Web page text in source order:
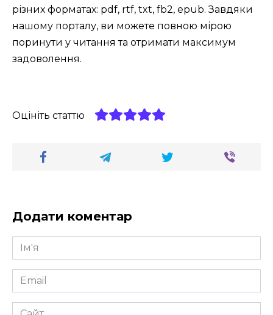
різних форматах: pdf, rtf, txt, fb2, epub. Завдяки
нашому порталу, ви можете повною мірою
поринути у читання та отримати максимум
задоволення.
Оцініть статтю
Додати коментар
Ім'я
*
Email
*
Сайт